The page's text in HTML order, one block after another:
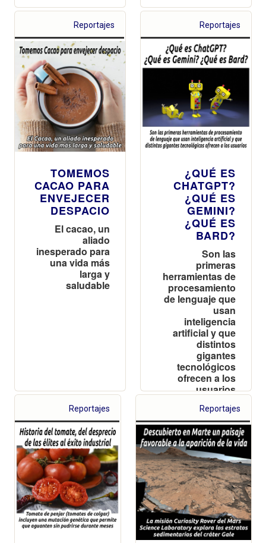
Reportajes
TOMEMOS
CACAO PARA
ENVEJECER
DESPACIO
El cacao, un
aliado
inesperado para
una vida más
larga y
saludable
Reportajes
¿QUÉ ES
CHATGPT?
¿QUÉ ES
GEMINI?
¿QUÉ ES
BARD?
Son las
primeras
herramientas de
procesamiento
de lenguaje que
usan
inteligencia
artificial y que
distintos
gigantes
tecnológicos
ofrecen a los
usuarios
Reportajes Reportajes